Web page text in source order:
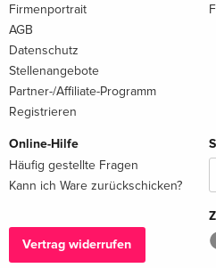
Firmenportrait
AGB
Datenschutz
Stellenangebote
Partner-/Affiliate-Programm
Registrieren
Online-Hilfe
Häufig gestellte Fragen
Kann ich Ware zurückschicken?
Vertrag widerrufen